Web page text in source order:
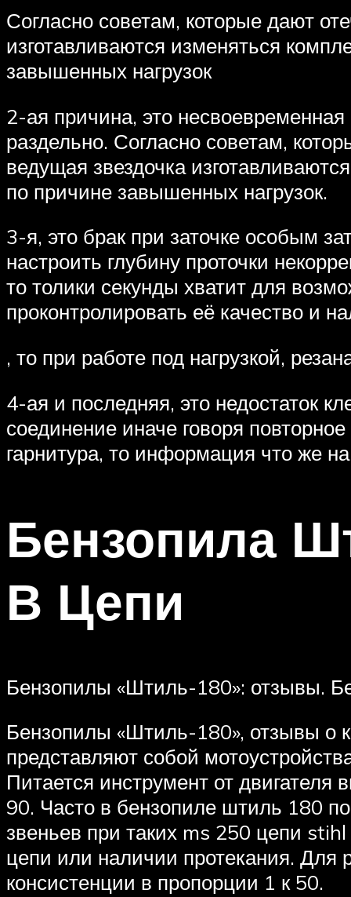
Согласно советам, которые дают
изготавливаются изменяться
завышенных нагрузок
2-ая причина, это
раздельно. Согласно советам,
ведущая звездочка
по причине завышенных нагрузок.
3-я, это брак при заточке особым
настроить глубину проточки
то толики секунды хватит для
проконтролировать её качество и
, то при работе под нагрузкой,
4-ая и последняя, это недостаток
соединение иначе говоря
гарнитура, то информация что же
Бензопила
В Цепи
Бензопилы «Штиль-180»: отзывы.
Бензопилы «Штиль-180», отзывы о
представляют собой
Питается инструмент от двигателя
90. Часто в бензопиле штиль 180
звеньев при таких ms 250 цепи
цепи или наличии протекания. Для
консистенции в пропорции 1 к 50.